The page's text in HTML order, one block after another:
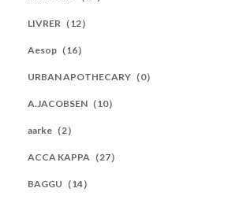
LIVRER（12）
Aesop（16）
URBAN APOTHECARY（0）
A.JACOBSEN（10）
aarke（2）
ACCA KAPPA（27）
BAGGU（14）